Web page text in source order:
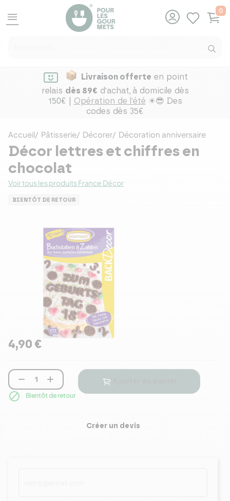
menu
0
Livraison offerte en point
relais dès 89€ d'achat, à domicile dès
150€ | Opération de l'été ☀😎 Des
codes dès 35€
Accueil Pâtisserie Décorer Décoration anniversaire
Décor lettres et chiffres en
chocolat
Voir tous les produits France Décor
BIENTÔT DE RETOUR
4,90 €
 
 Bientôt de retour
Créer un devis